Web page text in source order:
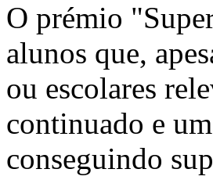
O prémio
alunos que,
ou escolares
continuado e
conseguindo